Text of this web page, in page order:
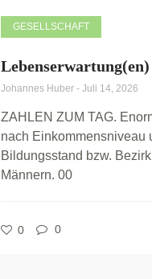
GESELLSCHAFT
Johannes Huber - Juli 14, 2026
ZAHLEN ZUM TAG.
nach Einkommensniveau
Bildungsstand bzw.
Männern. 00
0 0